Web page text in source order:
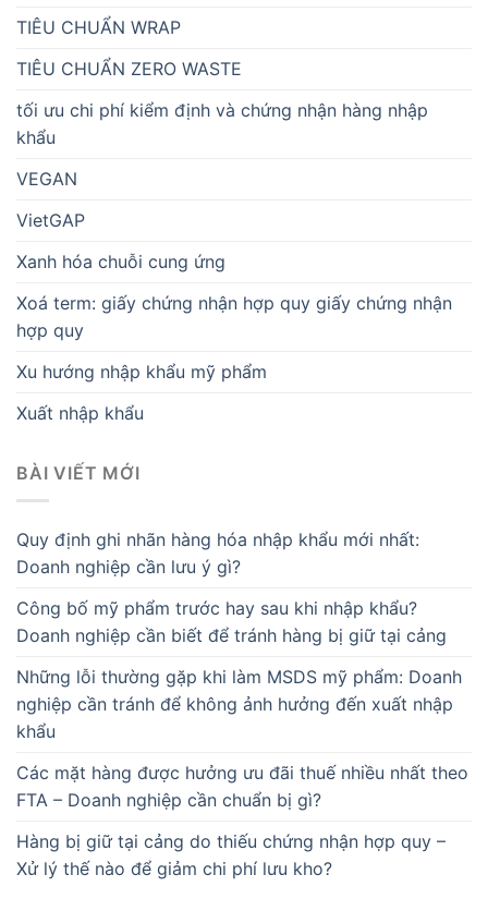
TIÊU CHUẨN WRAP
TIÊU CHUẨN ZERO WASTE
tối ưu chi phí kiểm định và chứng nhận hàng nhập
khẩu
VEGAN
VietGAP
Xanh hóa chuỗi cung ứng
Xoá term: giấy chứng nhận hợp quy giấy chứng nhận
hợp quy
Xu hướng nhập khẩu mỹ phẩm
Xuất nhập khẩu
BÀI VIẾT MỚI
Quy định ghi nhãn hàng hóa nhập khẩu mới nhất:
Doanh nghiệp cần lưu ý gì?
Công bố mỹ phẩm trước hay sau khi nhập khẩu?
Doanh nghiệp cần biết để tránh hàng bị giữ tại cảng
Những lỗi thường gặp khi làm MSDS mỹ phẩm: Doanh
nghiệp cần tránh để không ảnh hưởng đến xuất nhập
khẩu
Các mặt hàng được hưởng ưu đãi thuế nhiều nhất theo
FTA – Doanh nghiệp cần chuẩn bị gì?
Hàng bị giữ tại cảng do thiếu chứng nhận hợp quy –
Xử lý thế nào để giảm chi phí lưu kho?